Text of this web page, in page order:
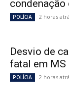
condenação
POLÍCIA 2 horas
Desvio de
fatal em MS
POLÍCIA 2 horas